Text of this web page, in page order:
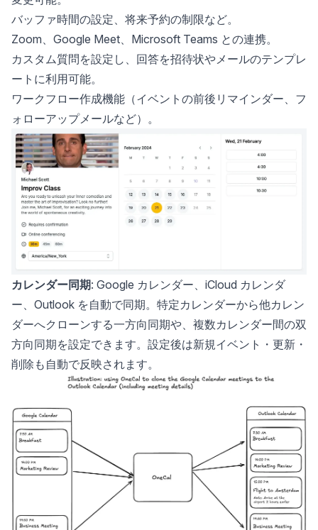
バッファ時間の設定、将来予約の制限など。
Zoom、Google Meet、Microsoft Teams との連携。
カスタム質問を設定し、回答を招待状やメールのテンプレ
ートに利用可能。
ワークフロー作成機能（イベントの前後リマインダー、フ
ォローアップメールなど）。
カレンダー同期: Google カレンダー、iCloud カレンダ
ー、Outlook を自動で同期。特定カレンダーから他カレン
ダーへクローンする一方向同期や、複数カレンダー間の双
方向同期を設定できます。設定後は新規イベント・更新・
削除も自動で反映されます。